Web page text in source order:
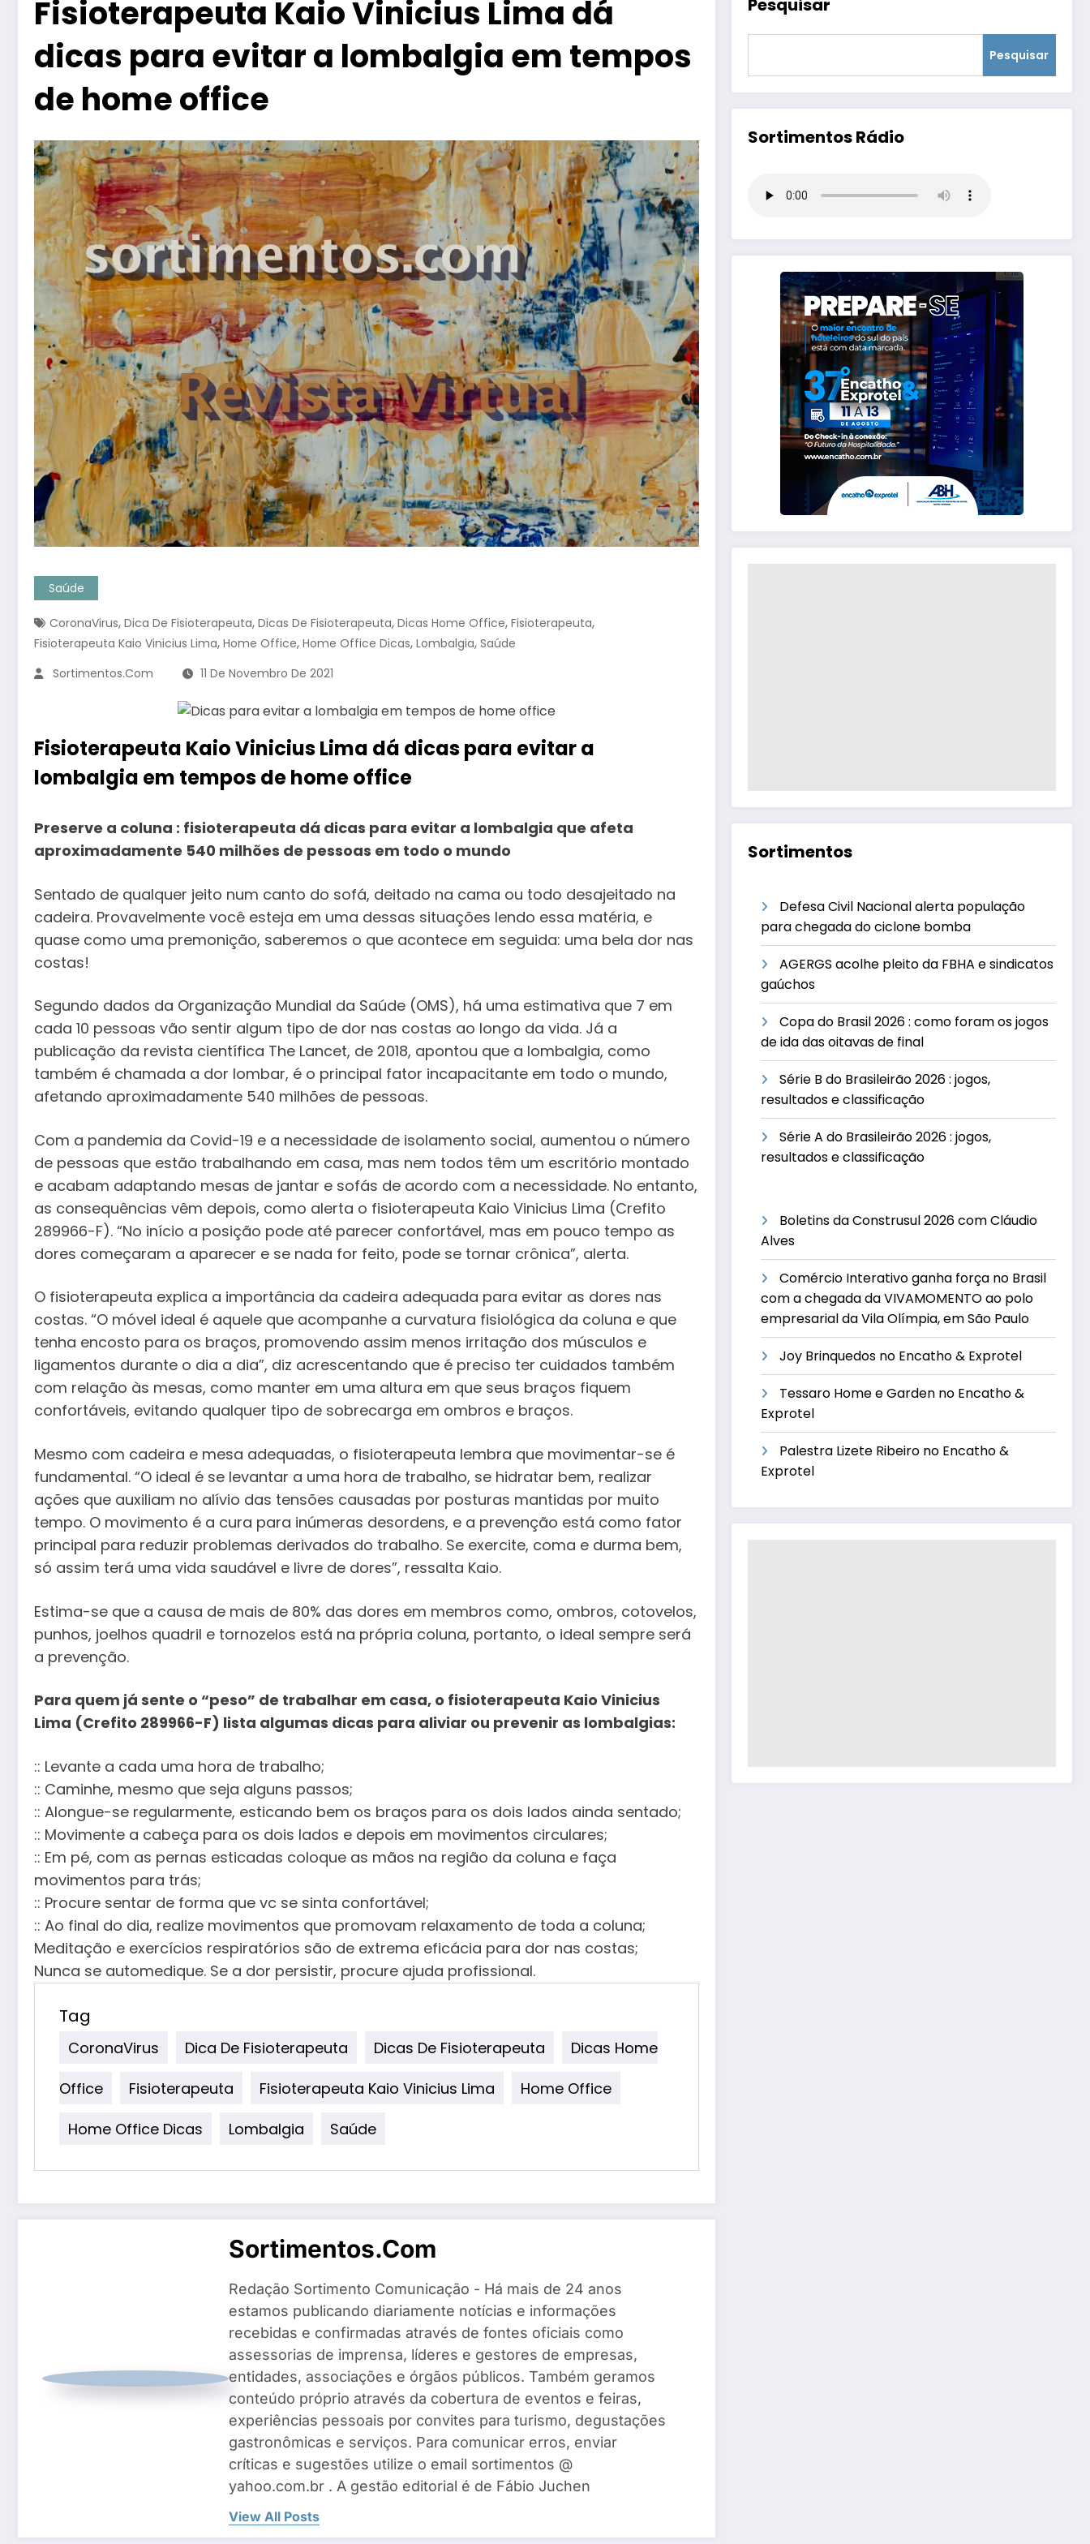
Fisioterapeuta Kaio Vinicius Lima dá
dicas para evitar a lombalgia em tempos
de home office
Saúde
CoronaVirus, Dica De Fisioterapeuta, Dicas De Fisioterapeuta, Dicas Home Office, Fisioterapeuta,
Fisioterapeuta Kaio Vinicius Lima, Home Office, Home Office Dicas, Lombalgia, Saúde
Sortimentos.com
11 De Novembro De 2021
Fisioterapeuta Kaio Vinicius Lima dá dicas para evitar a
lombalgia em tempos de home office
Preserve a coluna : fisioterapeuta dá dicas para evitar a lombalgia que afeta
aproximadamente 540 milhões de pessoas em todo o mundo
Sentado de qualquer jeito num canto do sofá, deitado na cama ou todo desajeitado na
cadeira. Provavelmente você esteja em uma dessas situações lendo essa matéria, e
quase como uma premonição, saberemos o que acontece em seguida: uma bela dor nas
costas!
Segundo dados da Organização Mundial da Saúde (OMS), há uma estimativa que 7 em
cada 10 pessoas vão sentir algum tipo de dor nas costas ao longo da vida. Já a
publicação da revista científica The Lancet, de 2018, apontou que a lombalgia, como
também é chamada a dor lombar, é o principal fator incapacitante em todo o mundo,
afetando aproximadamente 540 milhões de pessoas.
Com a pandemia da Covid-19 e a necessidade de isolamento social, aumentou o número
de pessoas que estão trabalhando em casa, mas nem todos têm um escritório montado
e acabam adaptando mesas de jantar e sofás de acordo com a necessidade. No entanto,
as consequências vêm depois, como alerta o fisioterapeuta Kaio Vinicius Lima (Crefito
289966-F). “No início a posição pode até parecer confortável, mas em pouco tempo as
dores começaram a aparecer e se nada for feito, pode se tornar crônica”, alerta.
O fisioterapeuta explica a importância da cadeira adequada para evitar as dores nas
costas. “O móvel ideal é aquele que acompanhe a curvatura fisiológica da coluna e que
tenha encosto para os braços, promovendo assim menos irritação dos músculos e
ligamentos durante o dia a dia”, diz acrescentando que é preciso ter cuidados também
com relação às mesas, como manter em uma altura em que seus braços fiquem
confortáveis, evitando qualquer tipo de sobrecarga em ombros e braços.
Mesmo com cadeira e mesa adequadas, o fisioterapeuta lembra que movimentar-se é
fundamental. “O ideal é se levantar a uma hora de trabalho, se hidratar bem, realizar
ações que auxiliam no alívio das tensões causadas por posturas mantidas por muito
tempo. O movimento é a cura para inúmeras desordens, e a prevenção está como fator
principal para reduzir problemas derivados do trabalho. Se exercite, coma e durma bem,
só assim terá uma vida saudável e livre de dores”, ressalta Kaio.
Estima-se que a causa de mais de 80% das dores em membros como, ombros, cotovelos,
punhos, joelhos quadril e tornozelos está na própria coluna, portanto, o ideal sempre será
a prevenção.
Para quem já sente o “peso” de trabalhar em casa, o fisioterapeuta Kaio Vinicius
Lima (Crefito 289966-F) lista algumas dicas para aliviar ou prevenir as lombalgias:
:: Levante a cada uma hora de trabalho;
:: Caminhe, mesmo que seja alguns passos;
:: Alongue-se regularmente, esticando bem os braços para os dois lados ainda sentado;
:: Movimente a cabeça para os dois lados e depois em movimentos circulares;
:: Em pé, com as pernas esticadas coloque as mãos na região da coluna e faça
movimentos para trás;
:: Procure sentar de forma que vc se sinta confortável;
:: Ao final do dia, realize movimentos que promovam relaxamento de toda a coluna;
Meditação e exercícios respiratórios são de extrema eficácia para dor nas costas;
Nunca se automedique. Se a dor persistir, procure ajuda profissional.
Tag
CoronaVirus Dica De Fisioterapeuta Dicas De Fisioterapeuta
Dicas Home
Office
Fisioterapeuta Fisioterapeuta Kaio Vinicius Lima
Home Office
Home Office Dicas
Lombalgia Saúde
Sortimentos.com
Redação Sortimento Comunicação - Há mais de 24 anos
estamos publicando diariamente notícias e informações
recebidas e confirmadas através de fontes oficiais como
assessorias de imprensa, líderes e gestores de empresas,
entidades, associações e órgãos públicos. Também geramos
conteúdo próprio através da cobertura de eventos e feiras,
experiências pessoais por convites para turismo, degustações
gastronômicas e serviços. Para comunicar erros, enviar
críticas e sugestões utilize o email sortimentos @
yahoo.com.br . A gestão editorial é de Fábio Juchen
View All Posts
Pesquisar
Pesquisar
Sortimentos Rádio
Sortimentos
Defesa Civil Nacional alerta população
para chegada do ciclone bomba
AGERGS acolhe pleito da FBHA e sindicatos
gaúchos
Copa do Brasil 2026 : como foram os jogos
de ida das oitavas de final
Série B do Brasileirão 2026 : jogos,
resultados e classificação
Série A do Brasileirão 2026 : jogos,
resultados e classificação
Boletins da Construsul 2026 com Cláudio
Alves
Comércio Interativo ganha força no Brasil
com a chegada da VIVAMOMENTO ao polo
empresarial da Vila Olímpia, em São Paulo
Joy Brinquedos no Encatho & Exprotel
Tessaro Home e Garden no Encatho &
Exprotel
Palestra Lizete Ribeiro no Encatho &
Exprotel